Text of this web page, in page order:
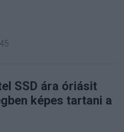
SSD ára óriásit
képes tartani a